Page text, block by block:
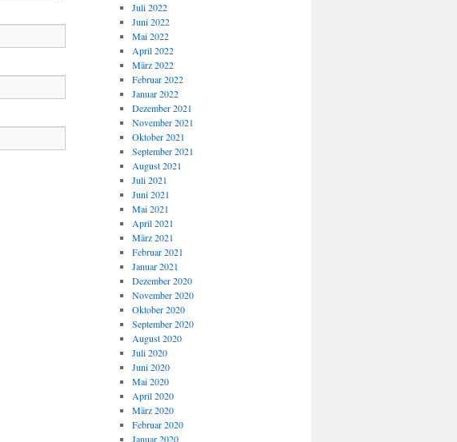
Juli 2022
Juni 2022
Mai 2022
April 2022
März 2022
Februar 2022
Januar 2022
Dezember 2021
November 2021
Oktober 2021
September 2021
August 2021
Juli 2021
Juni 2021
Mai 2021
April 2021
März 2021
Februar 2021
Januar 2021
Dezember 2020
November 2020
Oktober 2020
September 2020
August 2020
Juli 2020
Juni 2020
Mai 2020
April 2020
März 2020
Februar 2020
Januar 2020